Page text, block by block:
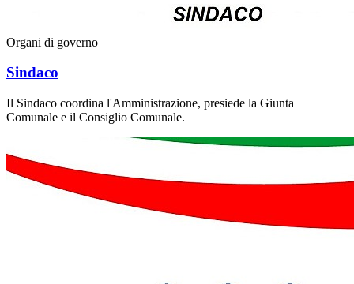
Organi di governo
Sindaco
Il Sindaco coordina l'Amministrazione, presiede la Giunta
Comunale e il Consiglio Comunale.